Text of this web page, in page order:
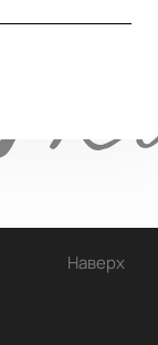
Наверх